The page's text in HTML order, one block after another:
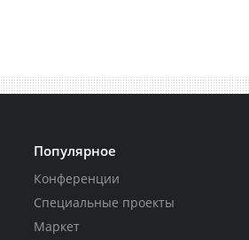
Популярное
Конференции
Специальные проекты
Маркет